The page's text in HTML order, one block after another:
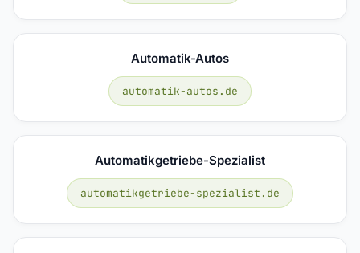
Automatik-Autos
automatik-autos.de
Automatikgetriebe-Spezialist
automatikgetriebe-spezialist.de